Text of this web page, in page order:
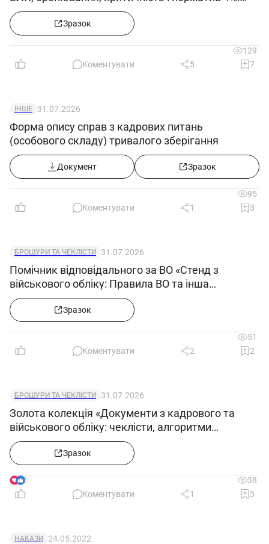
кейси та зразки документів»
Зразок
129
Коментувати
5 7
ІНШЕ 31.07.2026
Форма опису справ з кадрових питань
(особового складу) тривалого зберігання
Документ Зразок
95
Коментувати
1 3
БРОШУРИ ТА ЧЕКЛІСТИ 31.07.2026
Помічник відповідального за ВО «Стенд з
військового обліку: Правила ВО та інша
нормативка після змін з 27.06.2026»
Зразок
51
Коментувати
2 2
БРОШУРИ ТА ЧЕКЛІСТИ 31.07.2026
Золота колекція «Документи з кадрового та
військового обліку: чеклісти, алгоритми
формування е-ВОД, заповнення додатків 4, 5 і
12»
Зразок
2
38
Коментувати
1 3
НАКАЗИ 24.05.2022